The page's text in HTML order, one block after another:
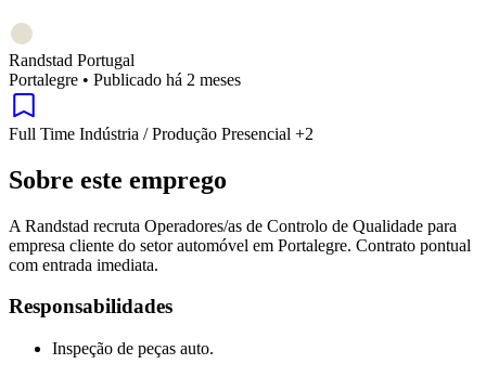
Randstad Portugal
Portalegre • Publicado há 2 meses
Full Time Indústria / Produção Presencial +2
Sobre este emprego
A Randstad recruta Operadores/as de Controlo de Qualidade para
empresa cliente do setor automóvel em Portalegre. Contrato pontual
com entrada imediata.
Responsabilidades
Inspeção de peças auto.